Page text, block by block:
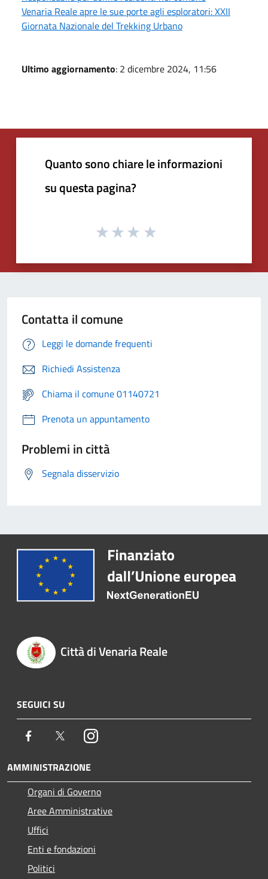
Venaria Reale apre le sue porte agli esploratori: XXII
Giornata Nazionale del Trekking Urbano
Ultimo aggiornamento: 2 dicembre 2024, 11:56
Quanto sono chiare le informazioni
su questa pagina?
Contatta il comune
Leggi le domande frequenti
Richiedi Assistenza
Chiama il comune 01140721
Prenota un appuntamento
Problemi in città
Segnala disservizio
Città di Venaria Reale
SEGUICI SU
Facebook TwitterInstagram
AMMINISTRAZIONE
Organi di Governo
Aree Amministrative
Uffici
Enti e fondazioni
Politici